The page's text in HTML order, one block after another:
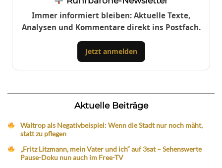
Immer informiert bleiben: Aktuelle Texte,
Analysen und Kommentare direkt ins Postfach.
Jetzt anmelden
Aktuelle Beiträge
Waltrop als Negativbeispiel: Wenn die Stadt nur noch mäht,
statt zu pflegen
„Fritz Litzmann, mein Vater und ich“ auf 3sat – Sehenswerte
Pause-Doku nun auch im Free-TV